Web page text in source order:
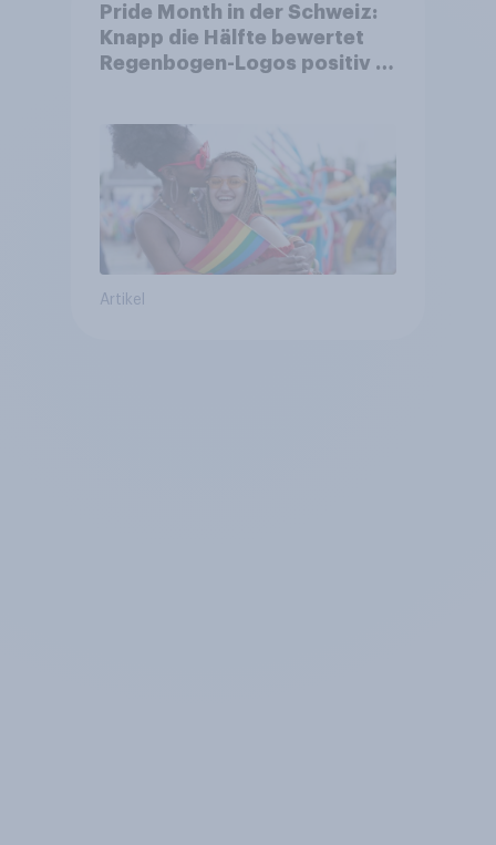
Pride Month in der Schweiz:
Knapp die Hälfte bewertet
Regenbogen-Logos positiv –
Artikel